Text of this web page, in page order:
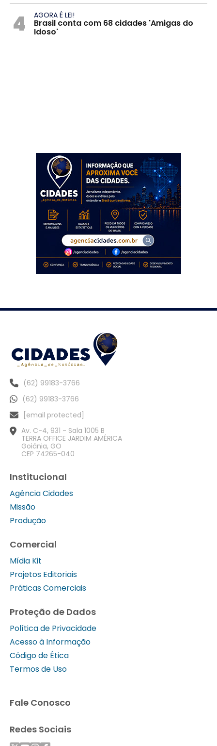
4 AGORA É LEI!
Brasil conta com 68 cidades 'Amigas do
Idoso'
(62) 99183-3766
(62) 99183-3766
[email protected]
Av. C-4, 931 - Sala 1005 B
TERRA OFFICE JARDIM AMÉRICA
Goiânia, GO
CEP 74265-040
Institucional
Agência Cidades
Missão
Produção
Comercial
Mídia Kit
Projetos Editoriais
Práticas Comerciais
Proteção de Dados
Política de Privacidade
Acesso à Informação
Código de Ética
Termos de Uso
Fale Conosco
Redes Sociais